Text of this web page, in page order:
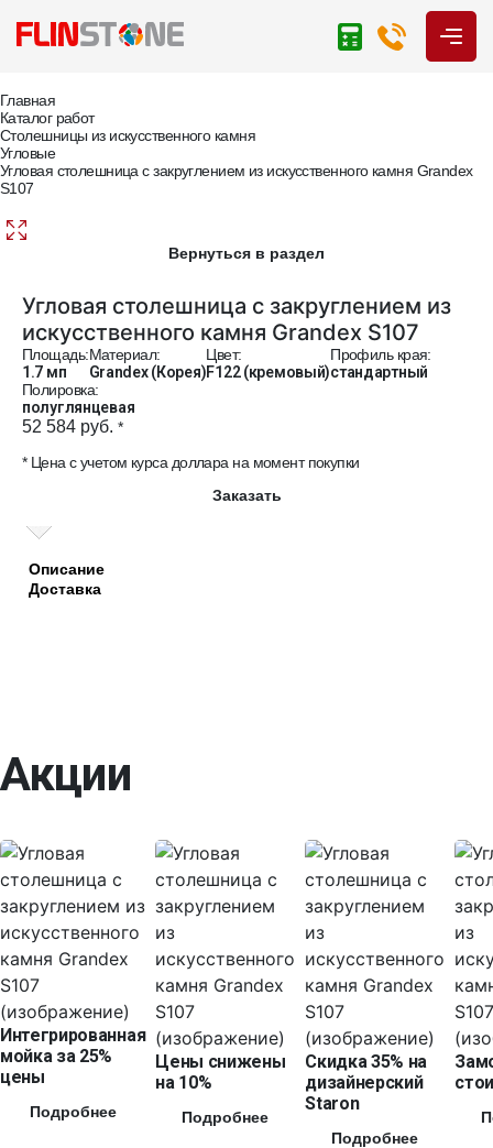
Главная
Каталог работ
Столешницы из искусственного камня
Угловые
Угловая столешница с закруглением из искусственного камня Grandex
S107
Вернуться в раздел
Угловая столешница с закруглением из
искусственного камня Grandex S107
Площадь:
1.7 мп
Материал:
Grandex (Корея)
Цвет:
F122 (кремовый)
Профиль края:
стандартный
Полировка:
полуглянцевая
52 584 руб. *
* Цена с учетом курса доллара на момент покупки
Заказать
Описание
Доставка
Акции
Интегрированная
мойка за 25%
цены
Подробнее
Цены снижены
на 10%
Подробнее
Скидка 35% на
дизайнерский
Staron
Подробнее